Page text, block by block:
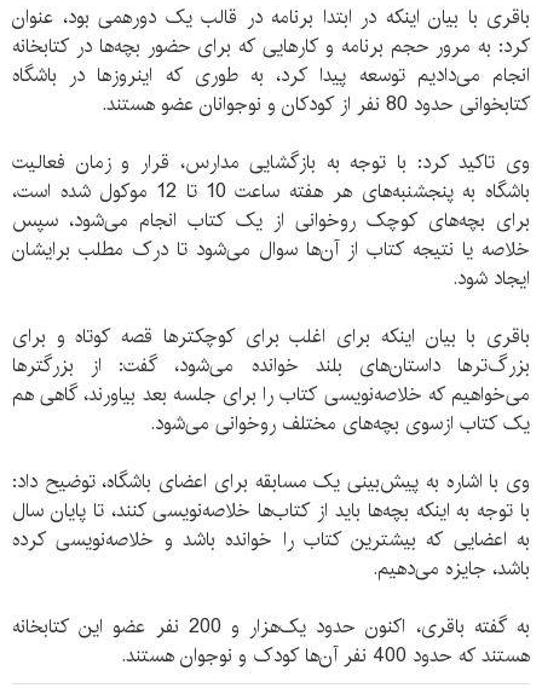
باقری با بیان اینکه در ابتدا برنامه در قالب یک دورهمی بود، عنوان
کرد: به مرور حجم برنامه و کارهایی که برای حضور بچه‌ها در کتابخانه
انجام می‌دادیم توسعه پیدا کرد، به طوری که اینروزها در باشگاه
کتابخوانی حدود 80 نفر از کودکان و نوجوانان عضو هستند.
وی تاکید کرد: با توجه به بازگشایی مدارس، قرار و زمان فعالیت
باشگاه به پنجشنبه‌های هر هفته ساعت 10 تا 12 موکول شده است،
برای بچه‌های کوچک روخوانی از یک کتاب انجام می‌شود، سپس
خلاصه یا نتیجه کتاب از آن‌ها سوال می‌شود تا درک مطلب برایشان
ایجاد شود.
باقری با بیان اینکه برای اغلب برای کوچکترها قصه کوتاه و برای
بزرگ‌ترها داستان‌های بلند خوانده می‌شود، گفت: از بزرگترها
می‌خواهیم که خلاصه‌نویسی کتاب را برای جلسه بعد بیاورند، گاهی هم
یک کتاب ازسوی بچه‌های مختلف روخوانی می‌شود.
وی با اشاره به پیش‌بینی یک مسابقه برای اعضای باشگاه، توضیح داد:
با توجه به اینکه بچه‌ها باید از کتاب‌ها خلاصه‌نویسی کنند، تا پایان سال
به اعضایی که بیشترین کتاب را خوانده باشد و خلاصه‌نویسی کرده
باشد، جایزه می‌دهیم.
به گفته باقری، اکنون حدود یک‌هزار و 200 نفر عضو این کتابخانه
هستند که حدود 400 نفر آن‌ها کودک و نوجوان هستند.